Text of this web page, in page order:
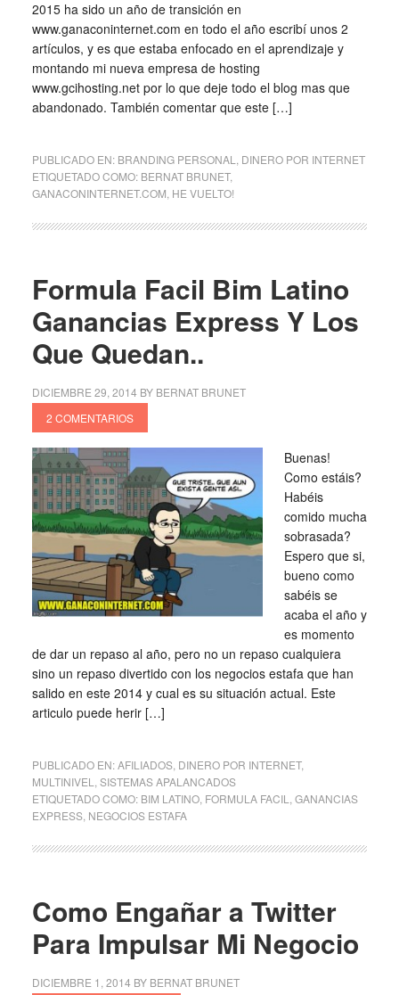
2015 ha sido un año de transición en
www.ganaconinternet.com en todo el año escribí unos 2
artículos, y es que estaba enfocado en el aprendizaje y
montando mi nueva empresa de hosting
www.gcihosting.net por lo que deje todo el blog mas que
abandonado. También comentar que este […]
PUBLICADO EN: BRANDING PERSONAL
DINERO POR INTERNET
ETIQUETADO COMO: BERNAT BRUNET,
GANACONINTERNET.COM HE VUELTO!
Formula Facil Bim Latino
Ganancias Express Y Los
Que Quedan..
DICIEMBRE 29, 2014 BY BERNAT BRUNET
2 COMENTARIOS
Buenas!
Como estáis?
Habéis
comido mucha
sobrasada?
Espero que si,
bueno como
sabéis se
acaba el año y
es momento
de dar un repaso al año, pero no un repaso cualquiera
sino un repaso divertido con los negocios estafa que han
salido en este 2014 y cual es su situación actual. Este
articulo puede herir […]
PUBLICADO EN:AFILIADOS, DINERO POR INTERNET,
MULTINIVEL
SISTEMAS APALANCADOS
ETIQUETADO COMO: BIM LATINO, FORMULA FACIL
GANANCIAS
EXPRESS, NEGOCIOS ESTAFA
Como Engañar a Twitter
Para Impulsar Mi Negocio
DICIEMBRE 1, 2014 BY BERNAT BRUNET